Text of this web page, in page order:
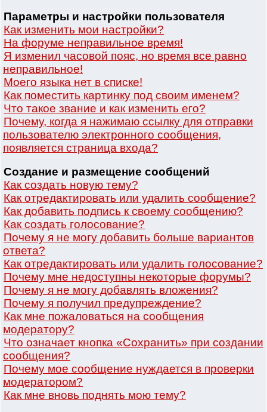
Параметры и настройки пользователя
Как изменить мои настройки?
На форуме неправильное время!
Я изменил часовой пояс, но время все равно
неправильное!
Моего языка нет в списке!
Как поместить картинку под своим именем?
Что такое звание и как изменить его?
Почему, когда я нажимаю ссылку для отправки
пользователю электронного сообщения,
появляется страница входа?
Создание и размещение сообщений
Как создать новую тему?
Как отредактировать или удалить сообщение?
Как добавить подпись к своему сообщению?
Как создать голосование?
Почему я не могу добавить больше вариантов
ответа?
Как отредактировать или удалить голосование?
Почему мне недоступны некоторые форумы?
Почему я не могу добавлять вложения?
Почему я получил предупреждение?
Как мне пожаловаться на сообщения
модератору?
Что означает кнопка «Сохранить» при создании
сообщения?
Почему мое сообщение нуждается в проверки
модератором?
Как мне вновь поднять мою тему?